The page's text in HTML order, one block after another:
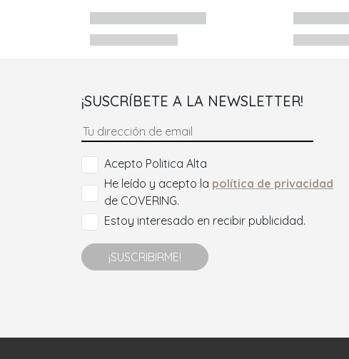
¡SUSCRÍBETE A LA NEWSLETTER!
Acepto Politica Alta
He leído y acepto la política de privacidad
de COVERING.
Estoy interesado en recibir publicidad.
¡SUSCRIBIRME!